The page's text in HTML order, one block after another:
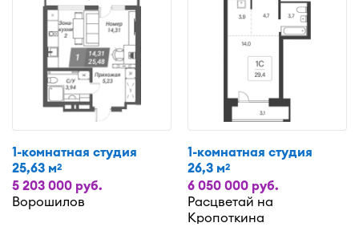
1-комнатная студия
25,63 м2
5 203 000 руб.
Ворошилов
1-комнатная студия
26,3 м2
6 050 000 руб.
Расцветай на
Кропоткина